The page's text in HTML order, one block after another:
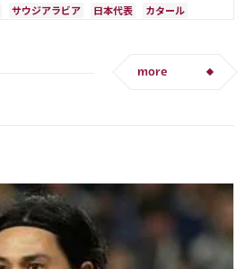
サウジアラビア 日本代表
カタール
ポーランド
more